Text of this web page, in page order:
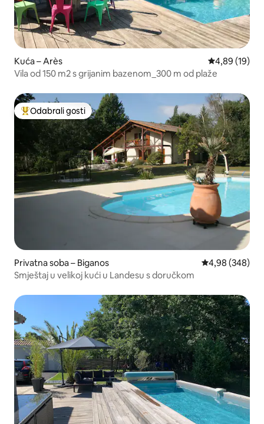
Kuća – Arès Prosječna
4,89 (19)
Vila od 150 m2 s grijanim bazenom_300 m od plaže
Među najviše rangiranima s oznakom „Odabrali gosti”
Odabrali gosti
Privatna soba – Biganos Prosječna
4,98 (348)
Smještaj u velikoj kući u Landesu s doručkom